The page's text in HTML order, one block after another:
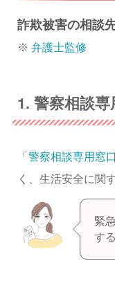
詐欺被害の相談
※ 弁護士監修
1. 警察相談
「 警察相談専用窓口
く、生活安全に関
緊
す